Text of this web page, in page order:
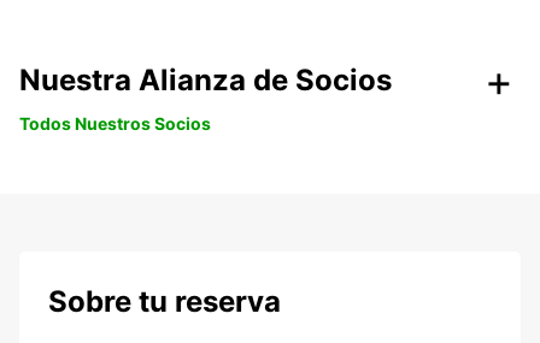
Nuestra Alianza de Socios
Todos Nuestros Socios
Sobre tu reserva